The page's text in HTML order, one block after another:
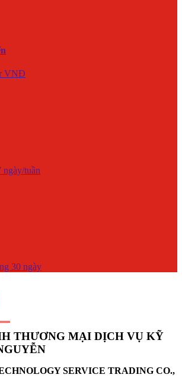
VNĐ
ngày/tuần
30 ngày
THƯƠNG MẠI DỊCH VỤ KỸ
SERVICE TRADING CO.,